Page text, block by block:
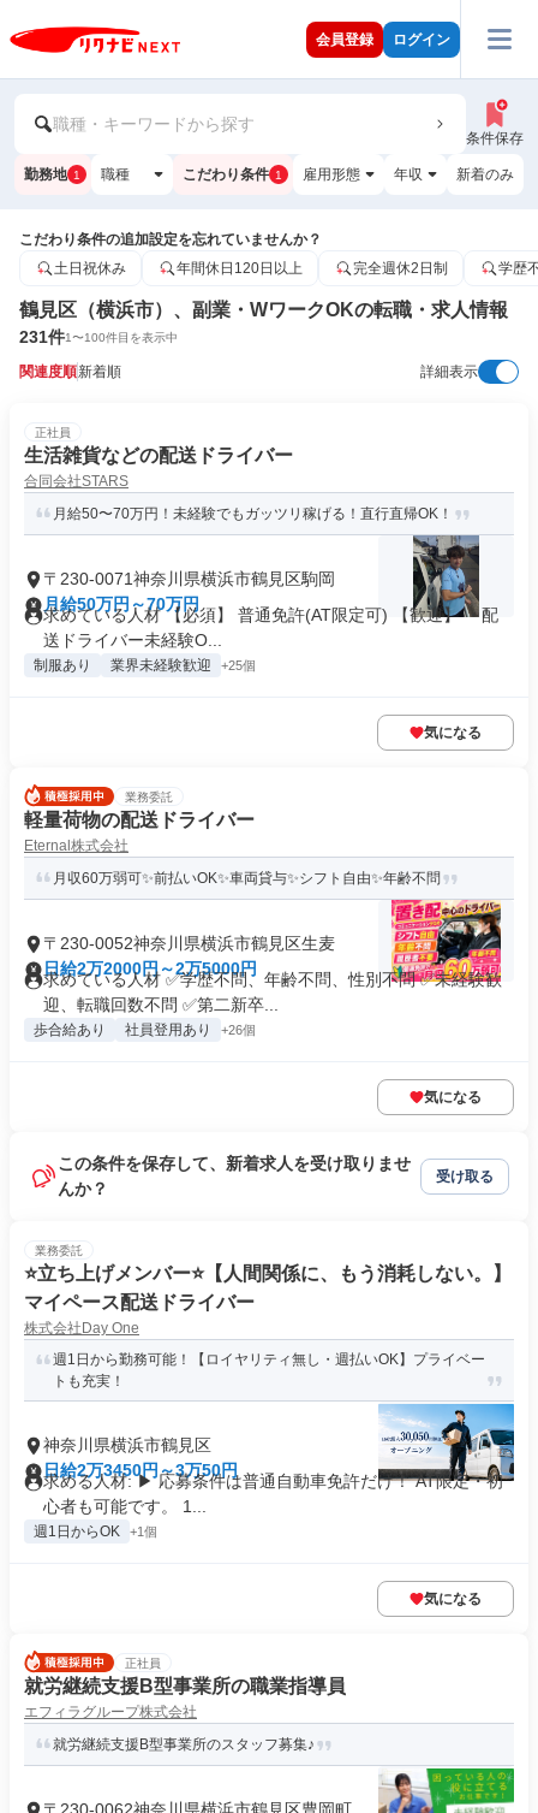
会員登録 ログイン
職種・キーワードから探す
条件保存
勤務地 1 職種 こだわり条件 1 雇用形態 年収 新着のみ
こだわり条件の追加設定を忘れていませんか？
土日祝休み
年間休日120日以上 完全週休2日制 学歴
鶴見区（横浜市）、副業・WワークOKの転職・求人情報
231件1〜100件目を表示中
関連度順新着順 詳細表示
正社員
生活雑貨などの配送ドライバー
合同会社STARS
月給50〜70万円！未経験でもガッツリ稼げる！直行直帰OK！
〒230-0071神奈川県横浜市鶴見区駒岡
月給50万円～70万円
求めている人材 【必須】 普通免許(AT限定可) 【歓迎】 ・配
送ドライバー未経験O...
制服あり 業界未経験歓迎 +25個
気になる
業務委託
軽量荷物の配送ドライバー
Eternal株式会社
月収60万弱可✨前払いOK✨車両貸与✨シフト自由✨年齢不問
〒230-0052神奈川県横浜市鶴見区生麦
日給2万2000円～2万5000円
求めている人材 ✅学歴不問、年齢不問、性別不問 ✅未経験歓
迎、転職回数不問 ✅第二新卒...
歩合給あり 社員登用あり +26個
気になる
この条件を保存して、新着求人を受け取りませ
んか？
受け取る
業務委託
⭐️立ち上げメンバー⭐️【人間関係に、もう消耗しない。】
マイペース配送ドライバー
株式会社Day One
週1日から勤務可能！【ロイヤリティ無し・週払いOK】プライベー
トも充実！
神奈川県横浜市鶴見区
日給2万3450円～3万50円
求める人材: ▶︎ 応募条件は普通自動車免許だけ！ AT限定・初
心者も可能です。 1...
週1日からOK +1個
気になる
正社員
就労継続支援B型事業所の職業指導員
エフィラグループ株式会社
就労継続支援B型事業所のスタッフ募集♪